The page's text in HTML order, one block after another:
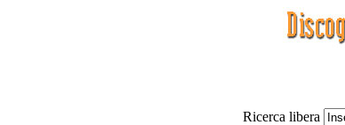
Ricerca libera